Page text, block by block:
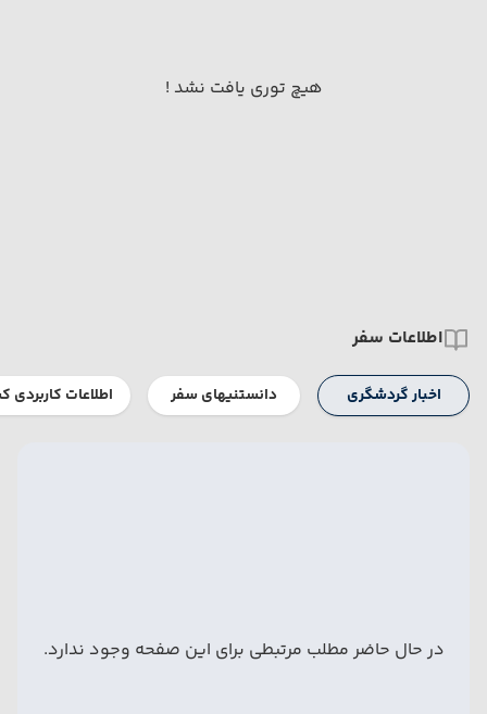
هیچ توری یافت نشد !
اطلاعات سفر
اخبار گردشگری دانستنیهای سفر اطلاعات کاربردی
در حال حاضر مطلب مرتبطی برای این صفحه وجود ندارد.